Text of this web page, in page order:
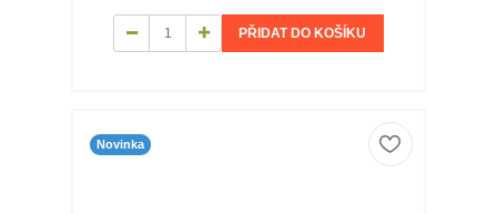
PŘIDAT DO KOŠÍKU
Novinka